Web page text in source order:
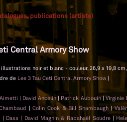
publications (artiste)
Central Armory Show
illustrations noir et blanc - couleur, 26,9 x 19,8
de Lee 3 Tau Ceti Central Armory Show |
| David Ancelin| Patrick Aubouin|Virginie
|Colin Cook & Bill Shambaugh|
| Dass | David Magnin & Rapahaël Soudre|